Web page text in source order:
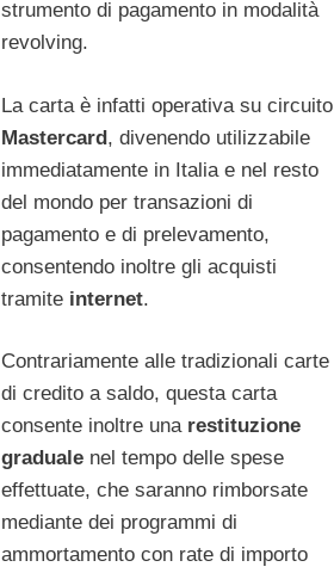
strumento di pagamento in modalità
revolving.
La carta è infatti operativa su circuito
Mastercard, divenendo utilizzabile
immediatamente in Italia e nel resto
del mondo per transazioni di
pagamento e di prelevamento,
consentendo inoltre gli acquisti
tramite internet.
Contrariamente alle tradizionali carte
di credito a saldo, questa carta
consente inoltre unarestituzione
graduale nel tempo delle spese
effettuate, che saranno rimborsate
mediante dei programmi di
ammortamento con rate di importo